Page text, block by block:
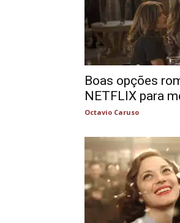
Boas opções
NETFLIX para
Octavio Caruso